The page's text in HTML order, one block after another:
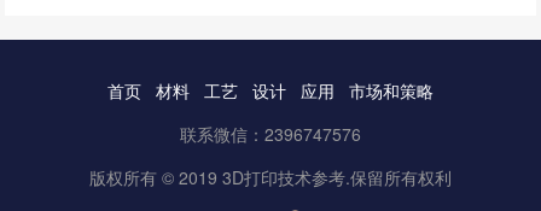
首页 材料 工艺 设计 应用
市场和策略
联系微信：2396747576
版权所有 © 2019 3D打印技术参考.保留所有权利